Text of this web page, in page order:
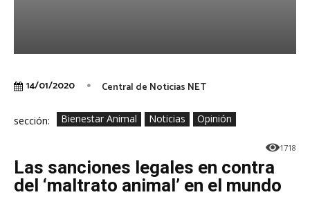
14/01/2020 Central de Noticias NET
sección: Bienestar Animal Noticias Opinión
1718
Las sanciones legales en contra
del ‘maltrato animal’ en el mundo